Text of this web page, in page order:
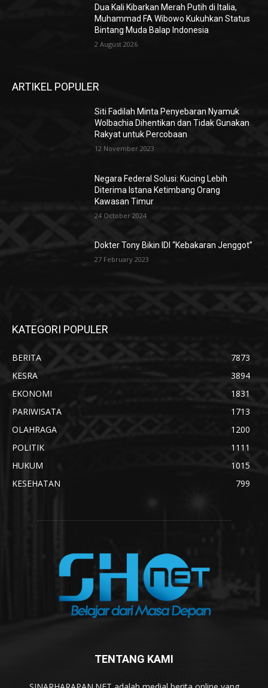
Dua Kali Kibarkan Merah Putih di Italia,
Muhammad FA Wibowo Kukuhkan Status
Bintang Muda Balap Indonesia
2 August 2026
ARTIKEL POPULER
Siti Fadilah Minta Penyebaran Nyamuk
Wolbachia Dihentikan dan Tidak Gunakan
Rakyat untuk Percobaan
12 November 2023
Negara Federal Solusi: Kucing Lebih
Diterima Istana Ketimbang Orang
Kawasan Timur
24 October 2024
Dokter Tony Bikin IDI “Kebakaran Jenggot”
27 February 2023
KATEGORI POPULER
BERITA
7873
KESRA
3894
EKONOMI
1831
PARIWISATA
1713
OLAHRAGA
1200
POLITIK
1111
HUKUM
1015
KESEHATAN
799
TENTANG KAMI